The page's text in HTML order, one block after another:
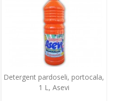
Detergent pardoseli, portocala,
1 L, Asevi